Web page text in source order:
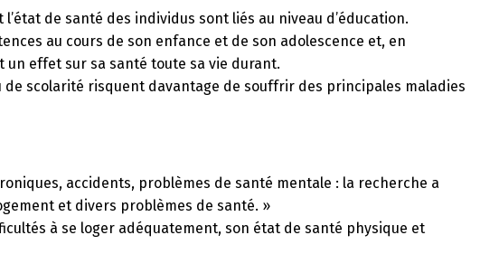
de santé des individus sont liés au niveau d’éducation.
au cours de son enfance et de son adolescence et, en
effet sur sa santé toute sa vie durant.
de scolarité risquent davantage de souffrir des principales maladies
accidents, problèmes de santé mentale : la recherche a
et divers problèmes de santé. »
à se loger adéquatement, son état de santé physique et